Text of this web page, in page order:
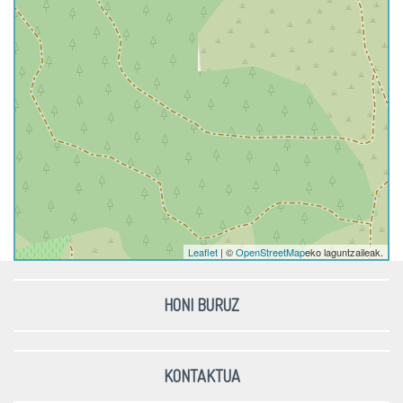
Leaflet | ©OpenStreetMapeko laguntzaileak.
HONI BURUZ
KONTAKTUA